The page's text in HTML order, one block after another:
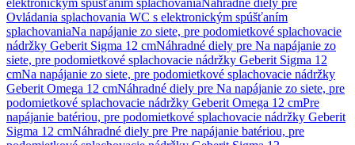
elektronickým spúšťaním splachovaniaNáhradné diely pre
Ovládania splachovania WC s elektronickým spúšťaním
splachovaniaNa napájanie zo siete, pre podomietkové splachovacie
nádržky Geberit Sigma 12 cmNáhradné diely pre Na napájanie zo
siete, pre podomietkové splachovacie nádržky Geberit Sigma 12
cmNa napájanie zo siete, pre podomietkové splachovacie nádržky
Geberit Omega 12 cmNáhradné diely pre Na napájanie zo siete, pre
podomietkové splachovacie nádržky Geberit Omega 12 cmPre
napájanie batériou, pre podomietkové splachovacie nádržky Geberit
Sigma 12 cmNáhradné diely pre Pre napájanie batériou, pre